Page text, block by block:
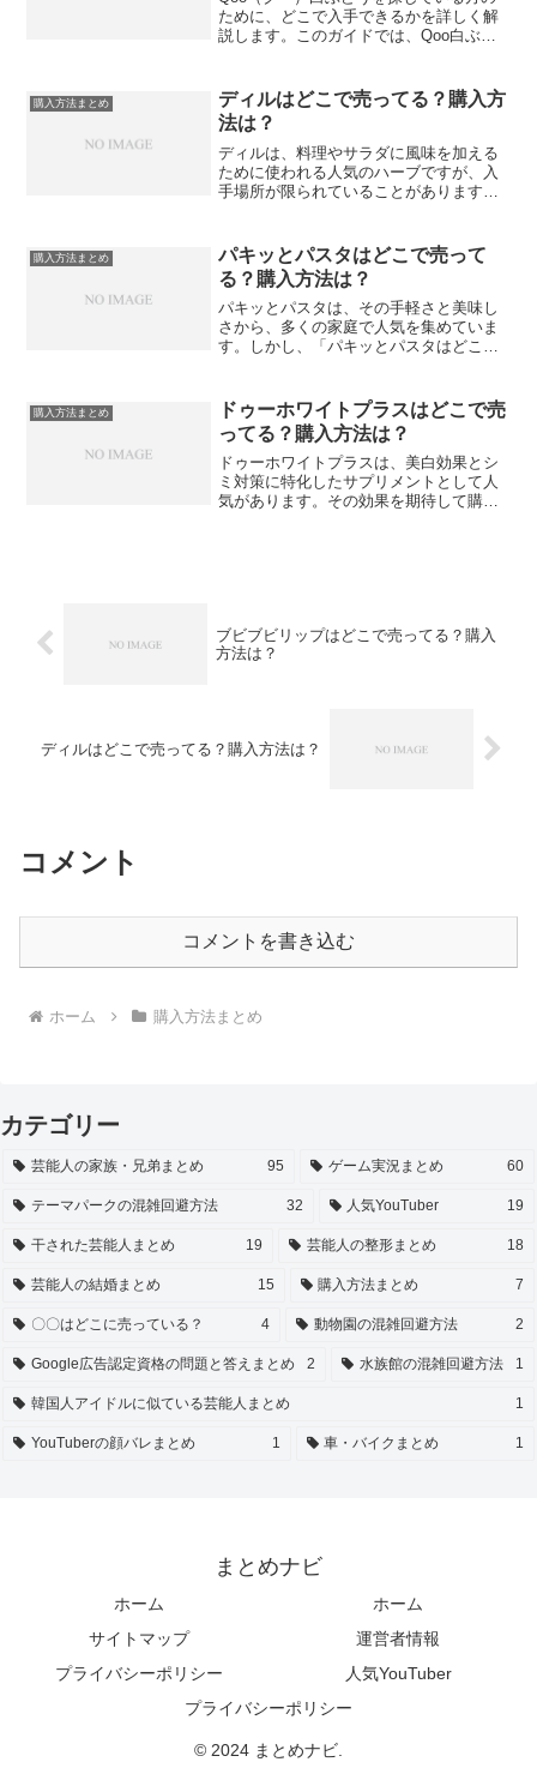
ために、どこで入手できるかを詳しく解
説します。このガイドでは、Qoo白ぶど
セブンイレブンセブンイレブンは全国に
店舗があり、Qo...
購入方法まとめ
ディルはどこで売ってる？購入方
法は？
ディルは、料理やサラダに風味を加える
ために使われる人気のハーブですが、入
手場所が限られていることがあります。
購入できる場所大型スーパーディルは大
型スーパーで見つけること...
購入方法まとめ
パキッとパスタはどこで売って
る？購入方法は？
パキッとパスタは、その手軽さと美味し
さから、多くの家庭で人気を集めていま
す。しかし、「パキッとパスタはどこで
タの購入方法について詳しく解説しま
す。オンラインでの購入方法...
購入方法まとめ
ドゥーホワイトプラスはどこで売
ってる？購入方法は？
ドゥーホワイトプラスは、美白効果とシ
ミ対策に特化したサプリメントとして人
気があります。その効果を期待して購入
ブビブビリップはどこで売ってる？購入
方法は？
ディルはどこで売ってる？購入方法は？
コメント
コメントを書き込む
ホーム 購入方法まとめ
カテゴリー
芸能人の家族・兄弟まとめ 95 ゲーム実況まとめ 60
テーマパークの混雑回避方法 32 人気YouTuber 19
干された芸能人まとめ 19 芸能人の整形まとめ 18
芸能人の結婚まとめ 15 購入方法まとめ 7
〇〇はどこに売っている？ 4 動物園の混雑回避方法 2
Google広告認定資格の問題と答えまとめ 2 水族館の混雑回避方法 1
韓国人アイドルに似ている芸能人まとめ 1
YouTuberの顔バレまとめ 1 車・バイクまとめ 1
まとめナビ
ホーム
ホーム
サイトマップ
運営者情報
プライバシーポリシー
人気YouTuber
プライバシーポリシー
© 2024 まとめナビ.